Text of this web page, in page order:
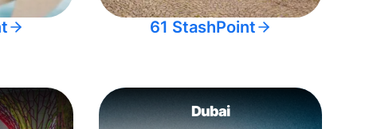
61 StashPoint
Dubai